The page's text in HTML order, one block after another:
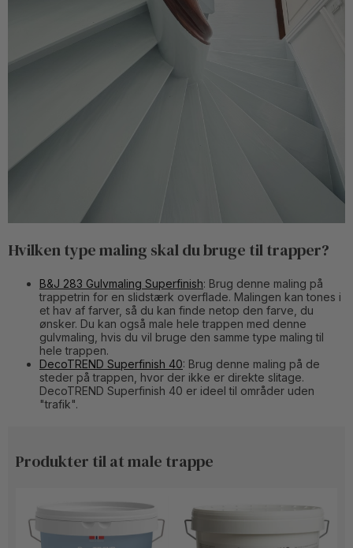
Hvilken type maling skal du bruge til trapper?
B&J 283 Gulvmaling Superfinish: Brug denne maling på
trappetrin for en slidstærk overflade. Malingen kan tones i
et hav af farver, så du kan finde netop den farve, du
ønsker. Du kan også male hele trappen med denne
gulvmaling, hvis du vil bruge den samme type maling til
hele trappen.
DecoTREND Superfinish 40: Brug denne maling på de
steder på trappen, hvor der ikke er direkte slitage.
DecoTREND Superfinish 40 er ideel til områder uden
"trafik".
Produkter til at male trappe